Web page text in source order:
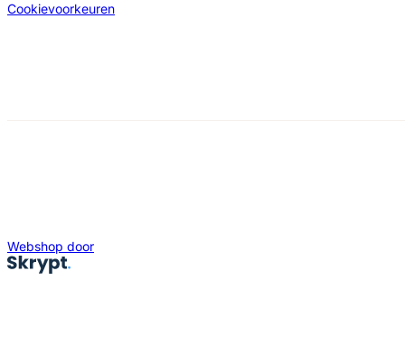
Cookievoorkeuren
Webshop door